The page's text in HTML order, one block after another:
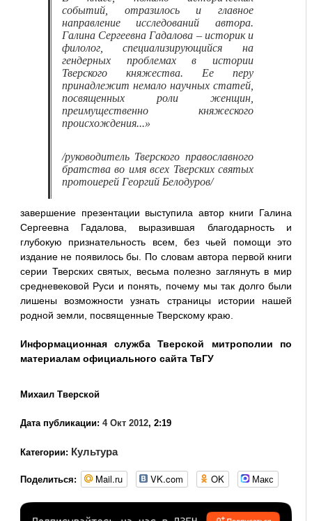
событий, отразилось и главное
направление исследований автора.
Галина Сергеевна Гадалова – историк и
филолог, специализирующийся на
гендерных проблемах в истории
Тверского княжества. Ее перу
принадлежит немало научных статей,
посвященных роли женщин,
преимущественно княжеского
происхождения...»
/руководитель Тверского православного
братства во имя всех Тверских святых
протоиерей Георгий Белодуров/
завершение презентации выступила автор книги Галина
Сергеевна Гадалова, выразившая благодарность и
глубокую признательность всем, без чьей помощи это
издание не появилось бы. По словам автора первой книги
серии Тверских святых, весьма полезно заглянуть в мир
средневековой Руси и понять, почему мы так долго были
лишены возможности узнать страницы истории нашей
родной земли, посвященные Тверскому краю.
Информационная служба Тверской митрополии по
материалам официального сайта ТвГУ
Михаил Тверской
Дата публикации: 4 Окт 2012, 2:19
Категории: Культура
Поделиться: Mail.ru VK.com OK Макс